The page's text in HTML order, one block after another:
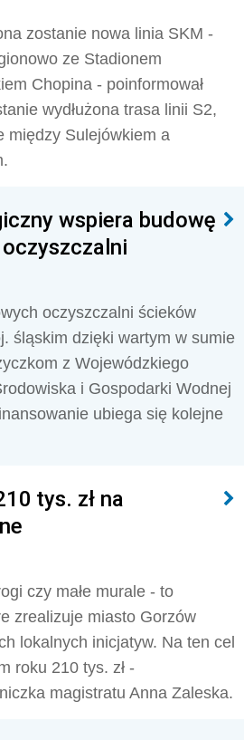
zostanie nowa linia SKM -
ze Stadionem
Chopina - poinformował
wydłużona trasa linii S2,
między Sulejówkiem a
wspiera budowę
oczyszczalni ścieków
śląskim dzięki wartym w sumie
z Wojewódzkiego
i Gospodarki Wodnej
ubiega się kolejne
tys. zł na
czy małe murale - to
zrealizuje miasto Gorzów
lokalnych inicjatyw. Na ten cel
roku 210 tys. zł -
magistratu Anna Zaleska.